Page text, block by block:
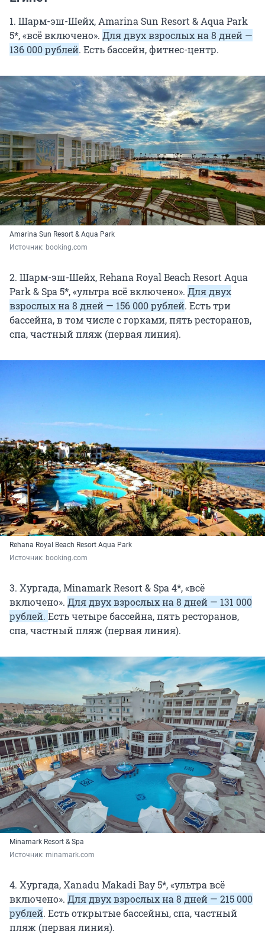
1. Шарм-эш-Шейх, Amarina Sun Resort & Aqua Park
5*, «всё включено». Для двух взрослых на 8 дней —
136 000 рублей. Есть бассейн, фитнес-центр.
Amarina Sun Resort & Aqua Park
Источник: booking.com
2. Шарм-эш-Шейх, Rehana Royal Beach Resort Aqua
Park & Spa 5*, «ультра всё включено». Для двух
взрослых на 8 дней — 156 000 рублей. Есть три
бассейна, в том числе с горками, пять ресторанов,
спа, частный пляж (первая линия).
Rehana Royal Beach Resort Aqua Park
Источник: booking.com
3. Хургада, Minamark Resort & Spa 4*, «всё
включено». Для двух взрослых на 8 дней — 131 000
рублей. Есть четыре бассейна, пять ресторанов,
спа, частный пляж (первая линия).
Minamark Resort & Spa
Источник: minamark.com
4. Хургада, Xanadu Makadi Bay 5*, «ультра всё
включено». Для двух взрослых на 8 дней — 215 000
рублей. Есть открытые бассейны, спа, частный
пляж (первая линия).